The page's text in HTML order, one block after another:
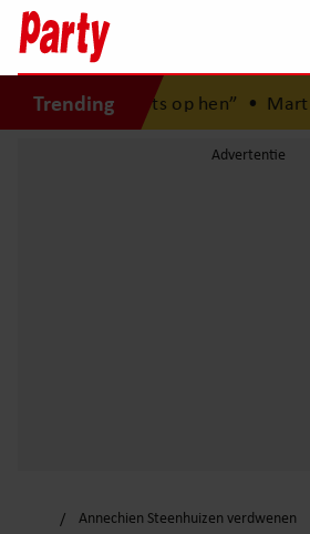
Trending
het meest trots op hen”•Mart
Annechien Steenhuizen verdwenen